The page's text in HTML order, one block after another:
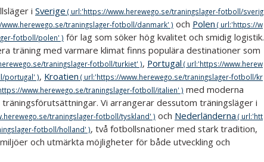
i Sverige
och Polen
för lag som söker hög kvalitet och smidig logistik.
träning med varmare klimat finns populära destinationer som
, Portugal
, Kroatien
med moderna
träningsförutsättningar. Vi arrangerar dessutom träningsläger i
och Nederländerna
, två fotbollsnationer med stark tradition,
och utmärkta möjligheter för både utveckling och